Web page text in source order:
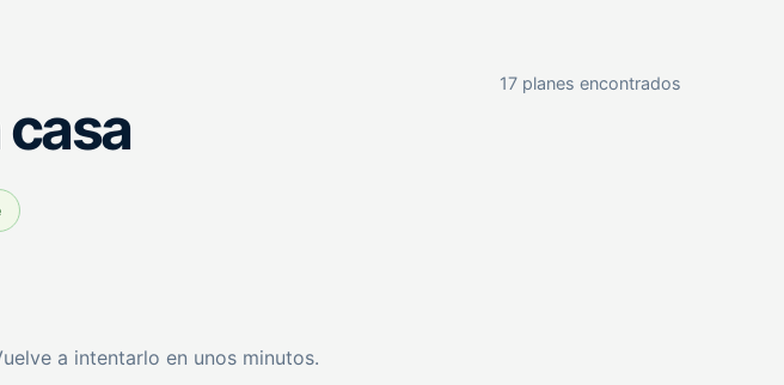
17 planes encontrados
a intentarlo en unos minutos.